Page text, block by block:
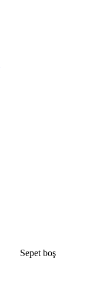
Sepet boş